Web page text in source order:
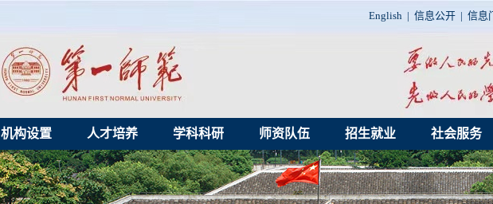
English | 信息公开 | 信息
机构设置 人才培养 学科科研 师资队伍 招生就业 社会服务